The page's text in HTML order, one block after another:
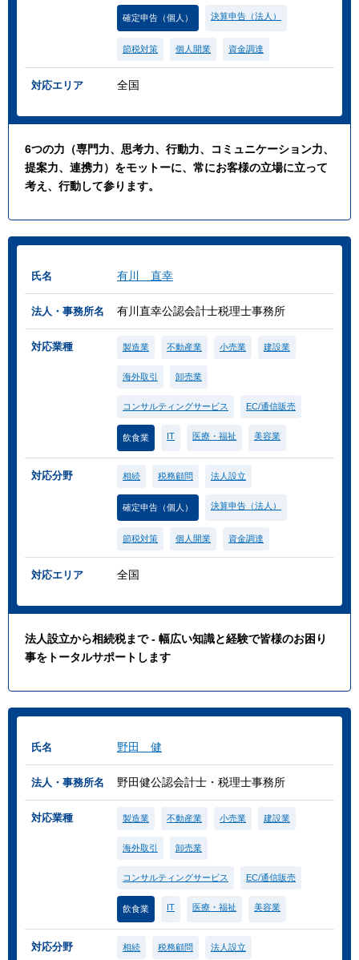
確定申告（個人） 決算申告（法人）
節税対策 個人開業 資金調達
対応エリア 全国
6つの力（専門力、思考力、行動力、コミュニケーション力、
提案力、連携力）をモットーに、常にお客様の立場に立って
考え、行動して参ります。
氏名 有川 直幸
法人・事務所名 有川直幸公認会計士税理士事務所
対応業種 製造業 不動産業 小売業 建設業
海外取引 卸売業
コンサルティングサービス EC/通信販売
飲食業 IT 医療・福祉 美容業
対応分野 相続 税務顧問 法人設立
確定申告（個人） 決算申告（法人）
節税対策 個人開業 資金調達
対応エリア 全国
法人設立から相続税まで - 幅広い知識と経験で皆様のお困り
事をトータルサポートします
氏名 野田 健
法人・事務所名 野田健公認会計士・税理士事務所
対応業種 製造業 不動産業 小売業 建設業
海外取引 卸売業
コンサルティングサービス EC/通信販売
飲食業 IT 医療・福祉 美容業
対応分野 相続 税務顧問 法人設立